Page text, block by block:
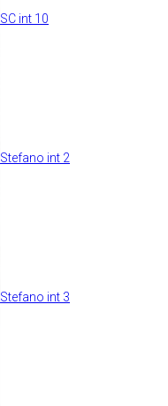
SC int 10
Stefano int 2
Stefano int 3